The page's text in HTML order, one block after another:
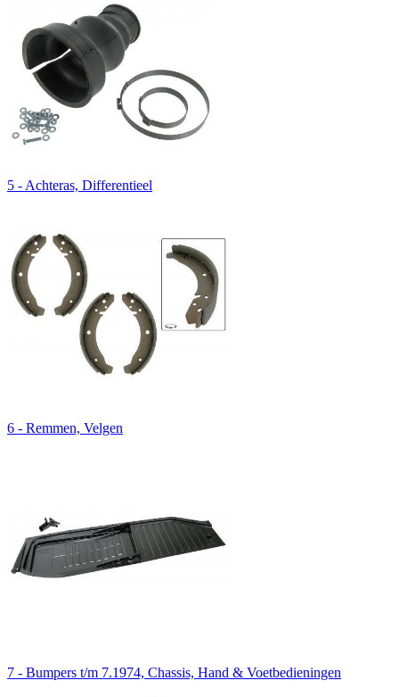
5 - Achteras, Differentieel
6 - Remmen, Velgen
7 - Bumpers t/m 7.1974, Chassis, Hand & Voetbedieningen